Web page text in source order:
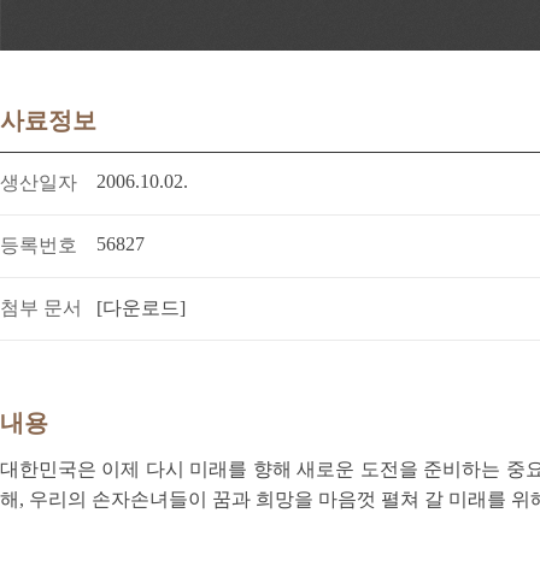
사료정보
생산일자 2006.10.02.
등록번호 56827
첨부 문서 [다운로드]
내용
대한민국은 이제 다시 미래를 향해 새로운 도전을 준비하는 중
해, 우리의 손자손녀들이 꿈과 희망을 마음껏 펼쳐 갈 미래를